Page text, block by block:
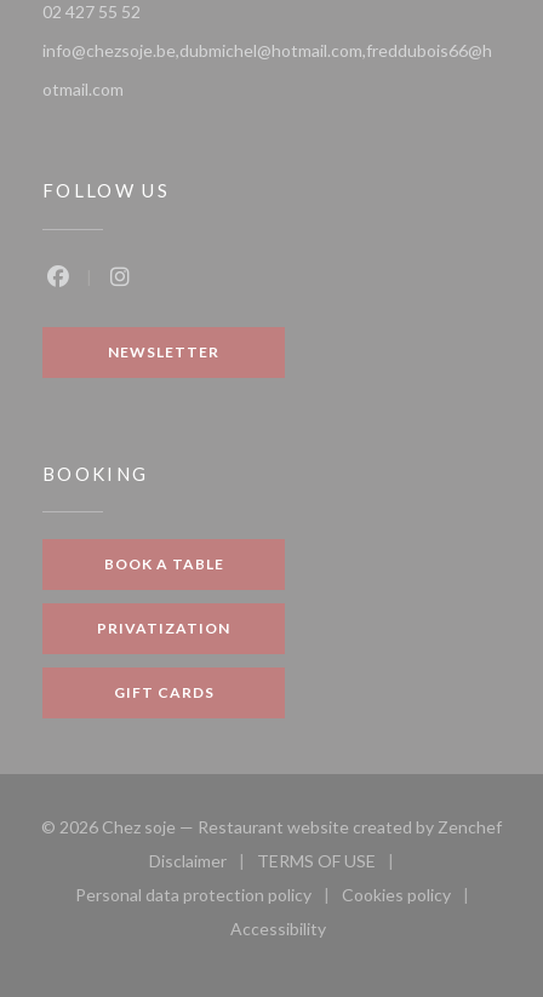
02 427 55 52
info@chezsoje.be,dubmichel@hotmail.com,freddubois66@h
otmail.com
FOLLOW US
NEWSLETTER
BOOKING
BOOK A TABLE
PRIVATIZATION
GIFT CARDS
© 2026 Chez soje — Restaurant website created by Zenchef
Disclaimer
((opens in a new window))
TERMS OF USE
((opens in a new window))
Personal data protection policy
((opens in a new window))
Cookies policy
((opens in a new
Accessibility
((opens in a new window))